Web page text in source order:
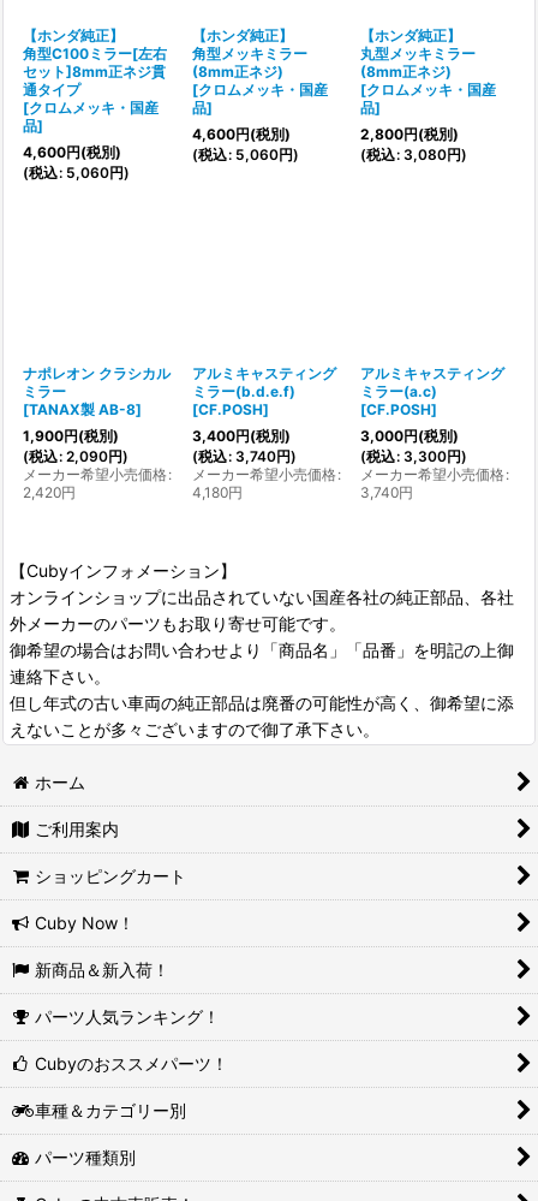
【ホンダ純正】
角型C100ミラー[左右
セット]8mm正ネジ貫
通タイプ
[クロムメッキ・国産
品]
4,600円(税別)
(税込: 5,060円)
【ホンダ純正】
角型メッキミラー
(8mm正ネジ)
[クロムメッキ・国産
品]
4,600円(税別)
(税込: 5,060円)
【ホンダ純正】
丸型メッキミラー
(8mm正ネジ)
[クロムメッキ・国産
品]
2,800円(税別)
(税込: 3,080円)
ナポレオン クラシカル
ミラー
[TANAX製 AB-8]
1,900円(税別)
(税込: 2,090円)
メーカー希望小売価格:
2,420円
アルミキャスティング
ミラー(b.d.e.f)
[CF.POSH]
3,400円(税別)
(税込: 3,740円)
メーカー希望小売価格:
4,180円
アルミキャスティング
ミラー(a.c)
[CF.POSH]
3,000円(税別)
(税込: 3,300円)
メーカー希望小売価格:
3,740円
【Cubyインフォメーション】
オンラインショップに出品されていない国産各社の純正部品、各社
外メーカーのパーツもお取り寄せ可能です。
御希望の場合はお問い合わせより「商品名」「品番」を明記の上御
連絡下さい。
但し年式の古い車両の純正部品は廃番の可能性が高く、御希望に添
えないことが多々ございますので御了承下さい。
ホーム
ご利用案内
ショッピングカート
Cuby Now！
新商品＆新入荷！
パーツ人気ランキング！
Cubyのおススメパーツ！
車種＆カテゴリー別
パーツ種類別